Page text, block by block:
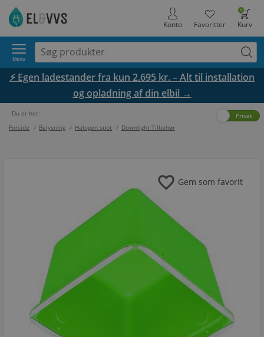
0
Kurv
Favoritter
Konto
Menu
⚡ Egen ladestander fra kun 2.695 kr. – Alt til installation
og opladning af din elbil →
Du er her:
Forside / Belysning / Halogen spot / Downlight Tilbehør
Privat
favorite Gem som favorit